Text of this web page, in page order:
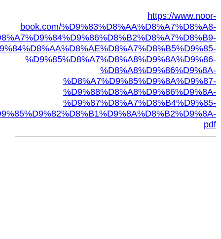
https://www.noor-
book.com/%D9%83%D8%AA%D8%A7%D8%A8-
%D9%85%D8%A7%D8%A8%D9%8A%D9%86-
%D8%A8%D9%86%D9%8A-
%D8%A7%D9%85%D9%8A%D9%87-
%D9%88%D8%A8%D9%86%D9%8A-
%D9%87%D8%A7%D8%B4%D9%85-
pdf